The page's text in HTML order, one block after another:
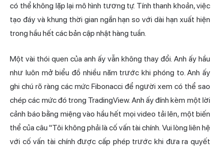
có thể không lặp lại mô hình tương tự. Tính thanh khoản, việc
tạo đáy và khung thời gian ngắn hạn so với dài hạn xuất hiện
trong hầu hết các bản cập nhật hàng tuần.
Một vài thói quen của anh ấy vẫn không thay đổi. Anh ấy hầu
như luôn mở biểu đồ nhiều năm trước khi phóng to. Anh ấy
ghi chú rõ ràng các mức Fibonacci để người xem có thể sao
chép các mức đó trong TradingView. Anh ấy đính kèm một lời
cảnh báo bằng miệng vào hầu hết mọi video tải lên, một biến
thể của câu "Tôi không phải là cố vấn tài chính. Vui lòng liên hệ
với cố vấn tài chính được cấp phép trước khi đưa ra quyết